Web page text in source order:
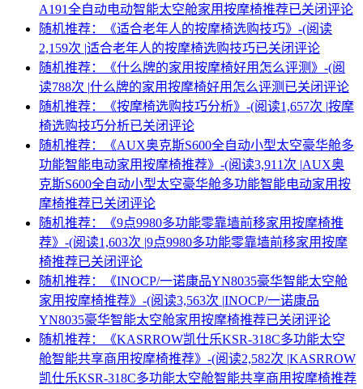
A191全自动电动智能太空舱家用按摩椅推荐已关闭评论
随机推荐：《适合老年人的按摩椅选购技巧》-(阅读
2,159次 |适合老年人的按摩椅选购技巧已关闭评论
随机推荐：《什么牌的家用按摩椅好用怎么评测》-(阅
读788次 |什么牌的家用按摩椅好用怎么评测 已关闭评论
随机推荐：《按摩椅选购技巧分析》-(阅读1,657次 |按摩
椅选购技巧分析已关闭评论
随机推荐：《AUX奥克斯S600全自动小型太空豪华舱多
功能智能电动家用按摩椅推荐》-(阅读3,911次 |AUX奥
克斯S600全自动小型太空豪华舱多功能智能电动家用按
摩椅推荐已关闭评论
随机推荐：《9点9980多功能零靠墙前移家用按摩椅推
荐》-(阅读1,603次 |9点9980多功能零靠墙前移家用按摩
椅推荐已关闭评论
随机推荐：《INOCP/一诺康品YN8035豪华智能太空舱
家用按摩椅推荐》-(阅读3,563次 |INOCP/一诺康品
YN8035豪华智能太空舱家用按摩椅推荐已关闭评论
随机推荐：《KASRROW凯仕乐KSR-318C多功能太空
舱智能共享商用按摩椅推荐》-(阅读2,582次 |KASRROW
凯仕乐KSR-318C多功能太空舱智能共享商用按摩椅推荐